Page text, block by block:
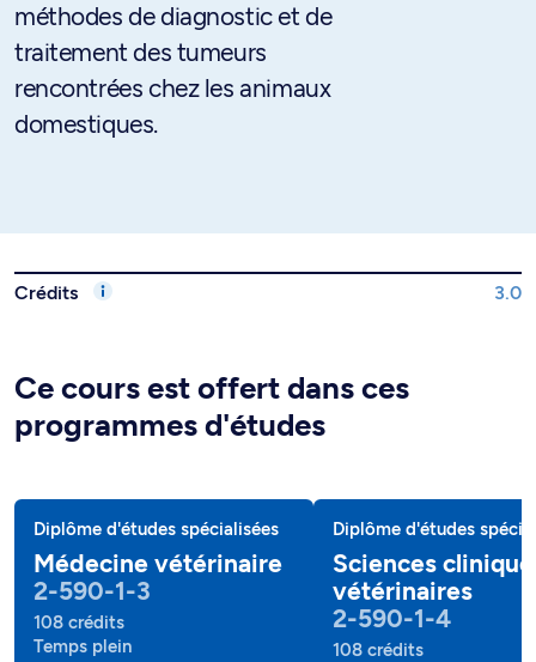
méthodes de diagnostic et de
traitement des tumeurs
rencontrées chez les animaux
domestiques.
Crédits 3.0
Ce cours est offert dans ces
programmes d'études
Diplôme d'études spécialisées
Médecine vétérinaire
2-590-1-3
108 crédits
Temps plein
Diplôme d'études
Sciences
vétérinaires
2-590-1-4
108 crédits